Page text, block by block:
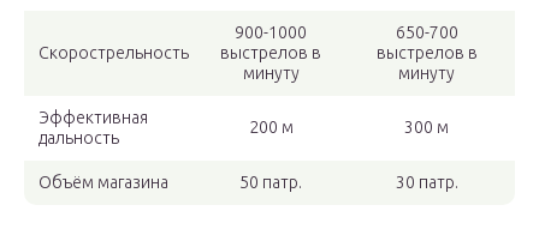
Скорострельность
900-1000
выстрелов в
минуту
650-700
выстрелов в
минуту
Эффективная
дальность
200 м 300 м
Объём магазина 50 патр. 30 патр.